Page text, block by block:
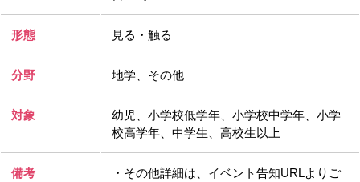
形態 見る・触る
分野 地学、その他
対象
幼児、小学校低学年、小学校中学年、小学
校高学年、中学生、高校生以上
備考
・その他詳細は、イベント告知URLよりご